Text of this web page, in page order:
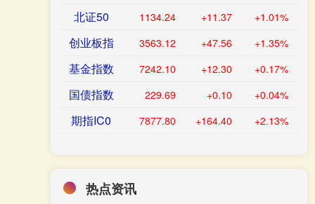
北证50 1134.24 +11.37 +1.01%
创业板指 3563.12 +47.56 +1.35%
基金指数 7242.10 +12.30 +0.17%
国债指数 229.69 +0.10 +0.04%
期指IC0 7877.80 +164.40 +2.13%
热点资讯